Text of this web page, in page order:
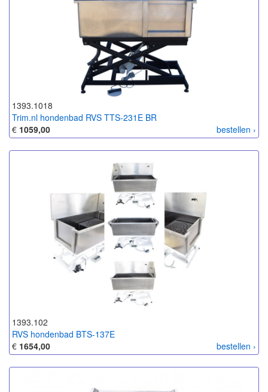
1393.1018
Trim.nl hondenbad RVS TTS-231E BR
bestellen ›
€ 1059,00
1393.102
RVS hondenbad BTS-137E
bestellen ›
€ 1654,00